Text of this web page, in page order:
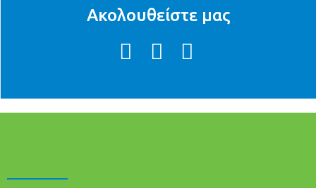
Ακολουθείστε μας